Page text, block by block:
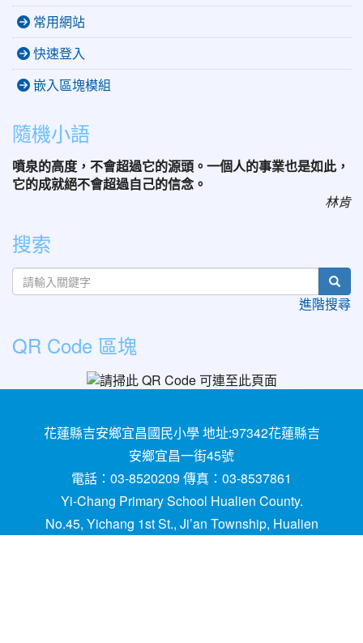
常用網站
快速登入
嵌入區塊模組
隨機小語
噴泉的高度，不會超過它的源頭。一個人的事業也是如此，
它的成就絕不會超過自己的信念。
林肯
搜索
進階搜尋
QR Code 區塊
花蓮縣吉安鄉宜昌國民小學 地址:97342花蓮縣吉
安鄉宜昌一街45號
電話：03-8520209 傳真：03-8537861
Yi-Chang Primary School Hualien County.
No.45, Yichang 1st St., Ji’an Township, Hualien